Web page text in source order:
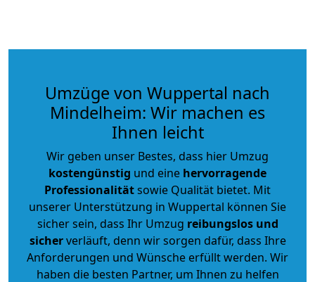
Umzüge von Wuppertal nach
Mindelheim: Wir machen es
Ihnen leicht
Wir geben unser Bestes, dass hier Umzug
kostengünstig und eine hervorragende
Professionalitätsowie Qualität bietet. Mit
unserer Unterstützung in Wuppertal können Sie
sicher sein, dass Ihr Umzug reibungslos und
sicherverläuft, denn wir sorgen dafür, dass Ihre
Anforderungen und Wünsche erfüllt werden. Wir
haben die besten Partner, um Ihnen zu helfen